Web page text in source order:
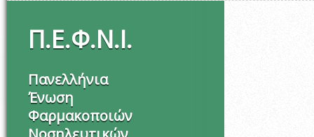
Π.Ε.Φ.Ν.Ι.
Πανελλήνια
Ένωση
Φαρμακοποιών